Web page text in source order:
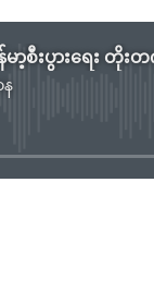
source currently